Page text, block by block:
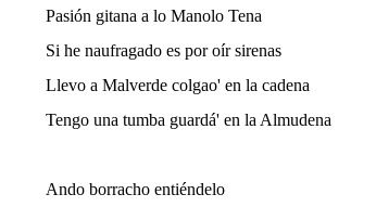
Pasión gitana a lo Manolo Tena
Si he naufragado es por oír sirenas
Llevo a Malverde colgao' en la cadena
Tengo una tumba guardá' en la Almudena
Ando borracho entiéndelo